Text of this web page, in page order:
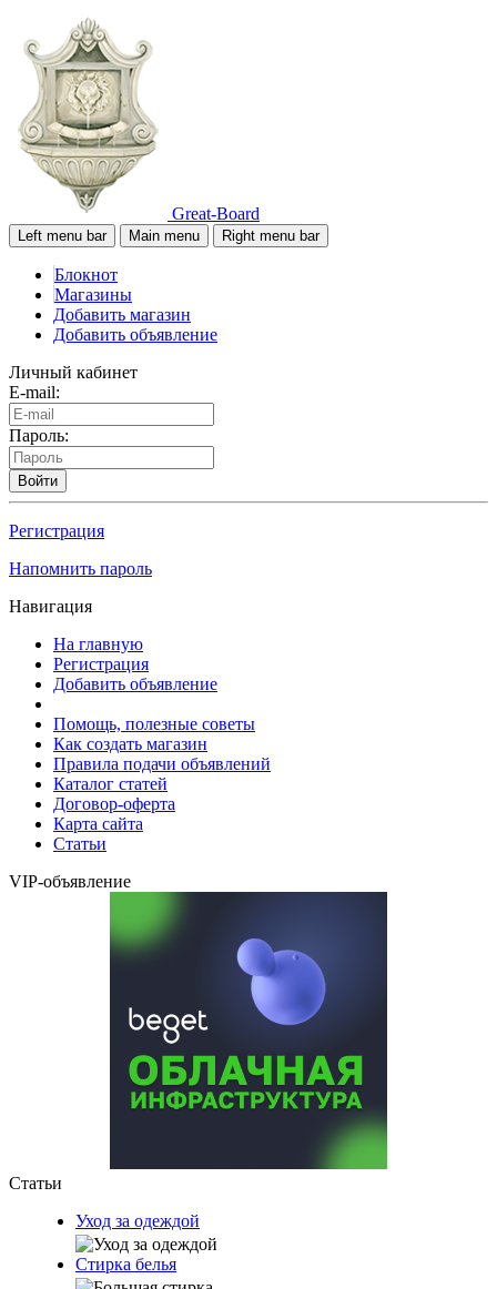
Great-Board
Left menu bar Main menu Right menu bar
Блокнот
Магазины
Добавить магазин
Добавить объявление
Личный кабинет
E-mail:
Пароль:
Войти
Регистрация
Напомнить пароль
Навигация
На главную
Регистрация
Добавить объявление
Помощь, полезные советы
Как создать магазин
Правила подачи объявлений
Каталог статей
Договор-оферта
Карта сайта
Статьи
VIP-объявление
Статьи
Уход за одеждой
Стирка белья